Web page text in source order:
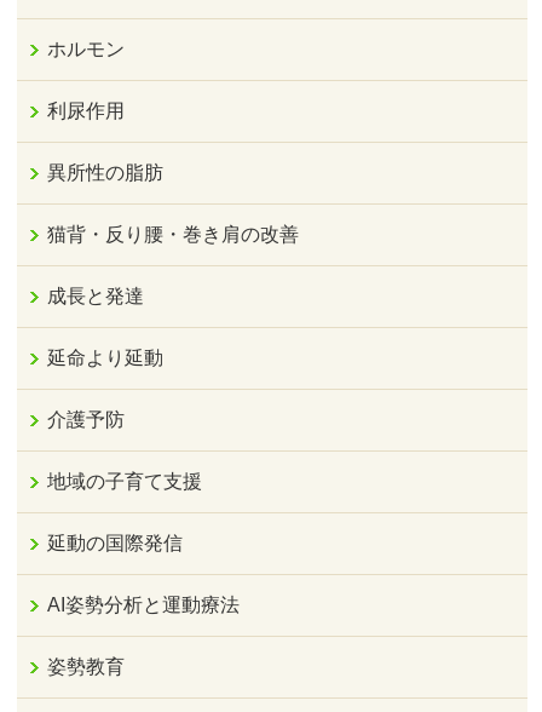
ホルモン
利尿作用
異所性の脂肪
猫背・反り腰・巻き肩の改善
成長と発達
延命より延動
介護予防
地域の子育て支援
延動の国際発信
AI姿勢分析と運動療法
姿勢教育